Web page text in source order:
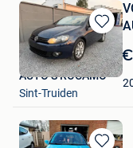
Bewaren
in
Mijn
AUTO’S ROCAMO
Sint-Truiden